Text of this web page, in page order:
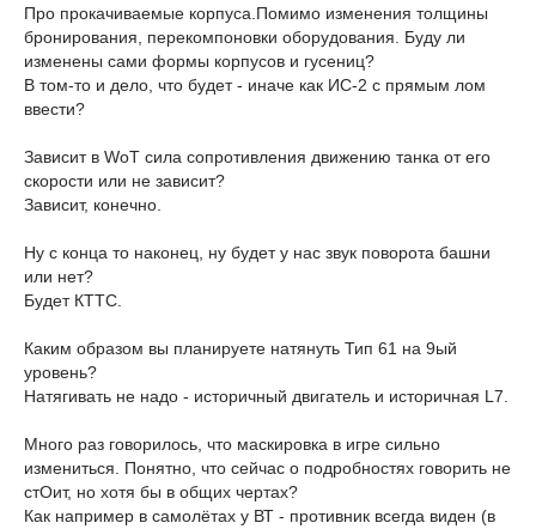
Про прокачиваемые корпуса.Помимо изменения толщины
бронирования, перекомпоновки оборудования. Буду ли
изменены сами формы корпусов и гусениц?
В том-то и дело, что будет - иначе как ИС-2 с прямым лом
ввести?
Зависит в WoT сила сопротивления движению танка от его
скорости или не зависит?
Зависит, конечно.
Ну с конца то наконец, ну будет у нас звук поворота башни
или нет?
Будет КТТС.
Каким образом вы планируете натянуть Тип 61 на 9ый
уровень?
Натягивать не надо - историчный двигатель и историчная L7.
Много раз говорилось, что маскировка в игре сильно
измениться. Понятно, что сейчас о подробностях говорить не
стОит, но хотя бы в общих чертах?
Как например в самолётах у ВТ - противник всегда виден (в